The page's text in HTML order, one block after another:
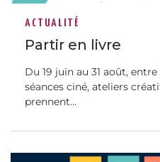
ACTUALITÉ
Partir en livre
Du 19 juin au 31 août,
séances ciné, ateliers
prennent...